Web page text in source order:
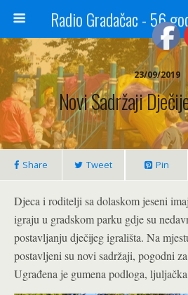
23/09/2019
Novi Sadržaji
Share Tweet Pin
Djeca i roditelji sa dolaskom jeseni
igraju u gradskom parku gdje su
postavljanju dječijeg igrališta. Na
postavljeni su novi sadržaji, pogodni
Ugrađena je gumena podloga,